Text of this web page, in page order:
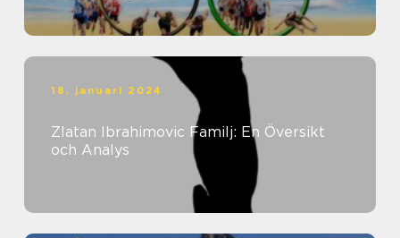
18. januari 2024
Zlatan Ibrahimovic Familj: En Översikt
och Analys